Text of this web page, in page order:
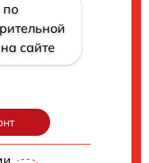
по
сайте